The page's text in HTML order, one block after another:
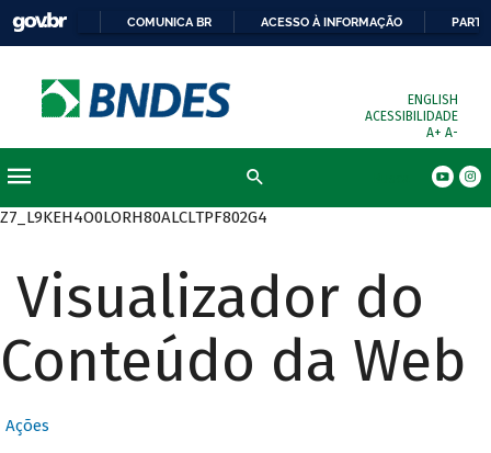
COMUNICA BR ACESSO À INFORMAÇÃO
ENGLISH
ACESSIBILIDADE
A+ A-
Z7_L9KEH4O0LORH80ALCLTPF802G4
Visualizador do
Conteúdo da Web
Ações